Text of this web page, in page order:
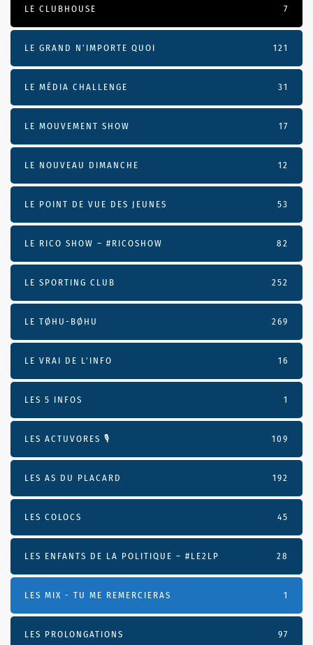
LE CLUBHOUSE 7
LE GRAND N’IMPORTE QUOI 121
LE MÉDIA CHALLENGE 31
LE MOUVEMENT SHOW 17
LE NOUVEAU DIMANCHE 12
LE POINT DE VUE DES JEUNES 53
LE RICO SHOW – #RICOSHOW 82
LE SPORTING CLUB 252
LE TØHU-BØHU 269
LE VRAI DE L’INFO 16
LES 5 INFOS 1
LES ACTUVORES 🎙 109
LES AS DU PLACARD 192
LES COLOCS 45
LES ENFANTS DE LA POLITIQUE – #LE2LP 28
LES MIX - TU ME REMERCIERAS 1
LES PROLONGATIONS 97